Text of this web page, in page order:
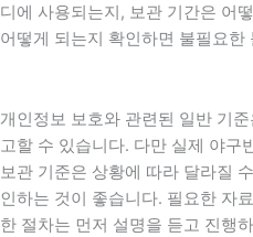
디에 사용되는지, 보관 기간은 어
어떻게 되는지 확인하면 불필요한
개인정보 보호와 관련된 일반 기준
고할 수 있습니다. 다만 실제 야구
보관 기준은 상황에 따라 달라질
인하는 것이 좋습니다. 필요한 자
한 절차는 먼저 설명을 듣고 진행